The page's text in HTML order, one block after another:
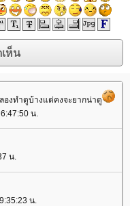
องทำดูบ้างแต่คงจะยากน่าดู
น.
น.
น.